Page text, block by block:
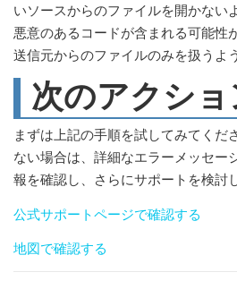
いソースからのファイルを開かない
悪意のあるコードが含まれる可能性
送信元からのファイルのみを扱うよ
次のアクショ
まずは上記の手順を試してみてくだ
ない場合は、詳細なエラーメッセー
報を確認し、さらにサポートを検討
公式サポートページで確認する
地図で確認する